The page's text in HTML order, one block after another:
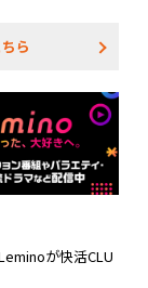
ら
が快活CLU